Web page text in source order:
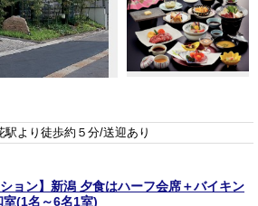
駅より徒歩約５分/送迎あり
ション】新潟 夕食はハーフ会席＋バイキン
(1名～6名1室)